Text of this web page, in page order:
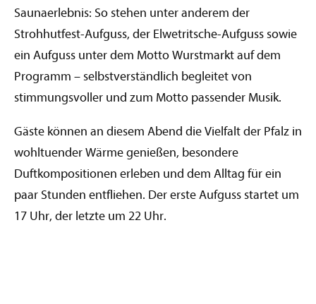
Saunaerlebnis: So stehen unter anderem der
Strohhutfest-Aufguss, der Elwetritsche-Aufguss sowie
ein Aufguss unter dem Motto Wurstmarkt auf dem
Programm – selbstverständlich begleitet von
stimmungsvoller und zum Motto passender Musik.
Gäste können an diesem Abend die Vielfalt der Pfalz in
wohltuender Wärme genießen, besondere
Duftkompositionen erleben und dem Alltag für ein
paar Stunden entfliehen. Der erste Aufguss startet um
17 Uhr, der letzte um 22 Uhr.